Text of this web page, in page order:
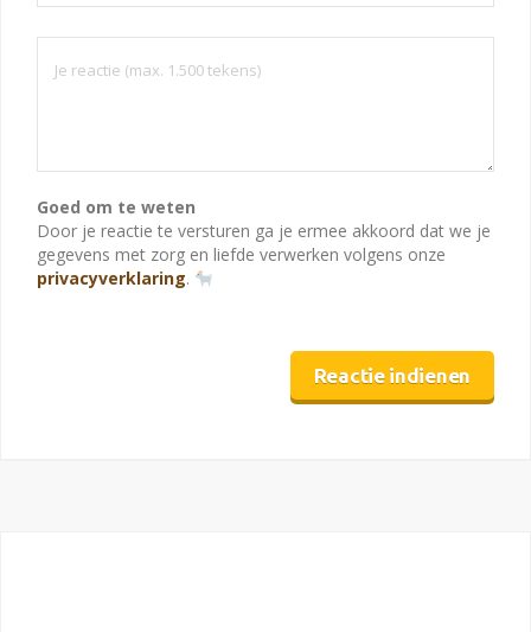
Goed om te weten
Door je reactie te versturen ga je ermee akkoord dat we je
gegevens met zorg en liefde verwerken volgens onze
privacyverklaring.